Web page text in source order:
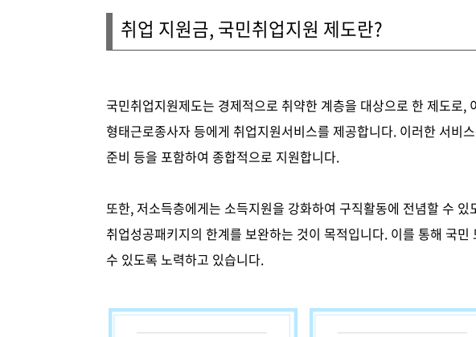
취업 지원금, 국민취업지원 제도란?
국민취업지원제도는 경제적으로 취약한 계층을 대상으로 한 제도로,
형태근로종사자 등에게 취업지원서비스를 제공합니다. 이러한 서비
준비 등을 포함하여 종합적으로 지원합니다.
또한, 저소득층에게는 소득지원을 강화하여 구직활동에 전념할 수
취업성공패키지의 한계를 보완하는 것이 목적입니다. 이를 통해 국
수 있도록 노력하고 있습니다.